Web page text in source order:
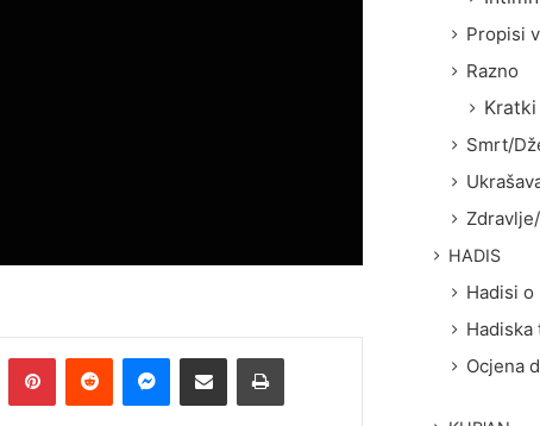
Propisi
Razno
Smrt/
HADIS
Hadisi
Ocjena